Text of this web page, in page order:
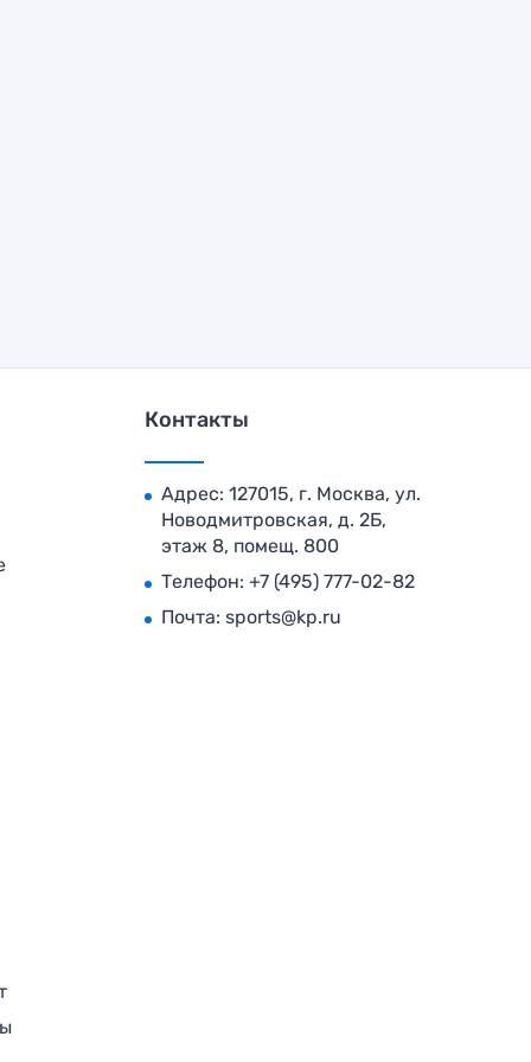
Контакты
Адрес: 127015, г. Москва, ул.
Новодмитровская, д. 2Б,
этаж 8, помещ. 800
Телефон: +7 (495) 777-02-82
Почта: sports@kp.ru